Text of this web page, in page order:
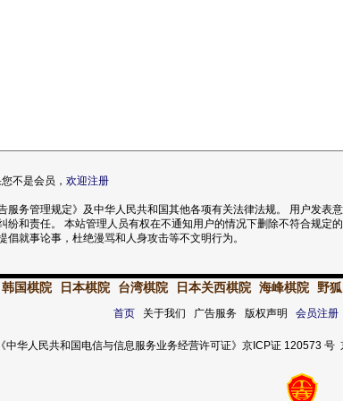
不是会员， 欢迎注册
服务管理规定》及中华人民共和国其他各项有关法律法规。 用户发表
纷和责任。 本站管理人员有权在不通知用户的情况下删除不符合规定
倡就事论事，杜绝漫骂和人身攻击等不文明行为。
韩国棋院 日本棋院 台湾棋院 日本关西棋院 海峰棋院 野
首页关于我们 广告服务 版权声明 会员注册
《中华人民共和国电信与信息服务业务经营许可证》京ICP证 120573